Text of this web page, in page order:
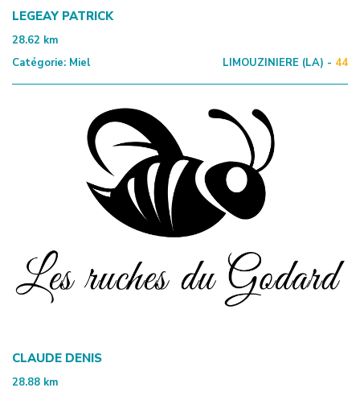
LEGEAY PATRICK
28.62 km
Catégorie: Miel LIMOUZINIERE (LA) - 44
CLAUDE DENIS
28.88 km